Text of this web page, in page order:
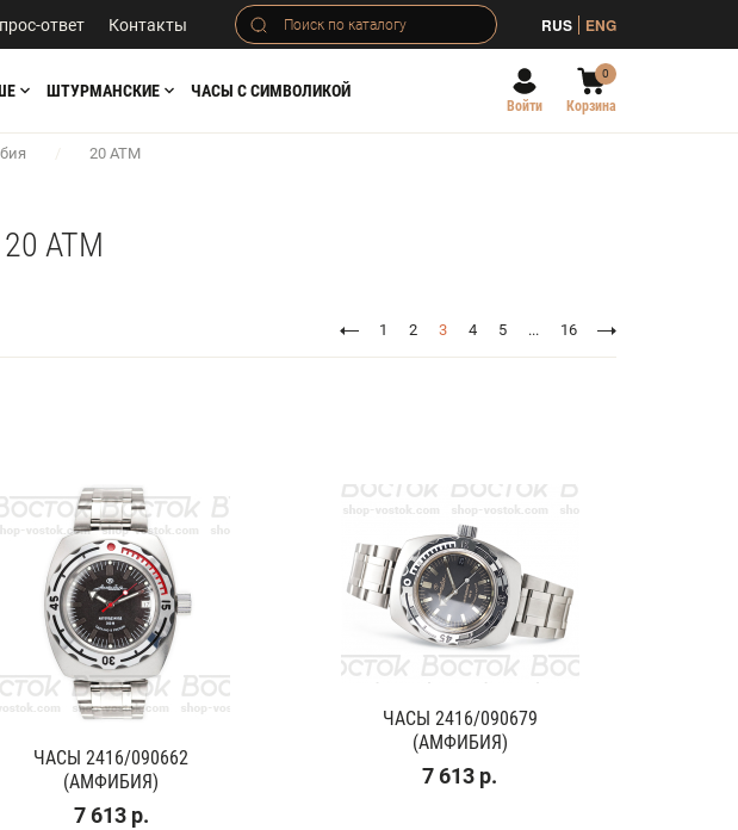
ответ Контакты RUS ENG
ШТУРМАНСКИЕ ЧАСЫ С СИМВОЛИКОЙ
Войти
0
Корзина
/ 20 АТМ
АТМ
1 2 3 4 5 ... 16
ЧАСЫ 2416/090662
(АМФИБИЯ)
7 613 р.
ЧАСЫ 2416/090679
(АМФИБИЯ)
7 613 р.